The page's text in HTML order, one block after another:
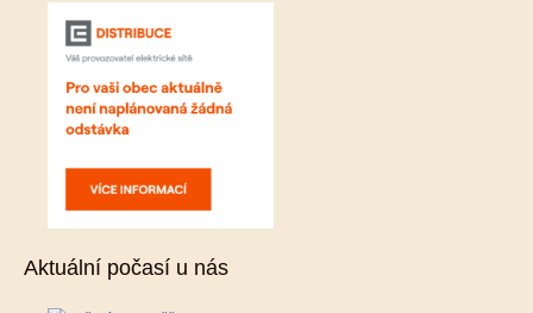
Aktuální počasí u nás